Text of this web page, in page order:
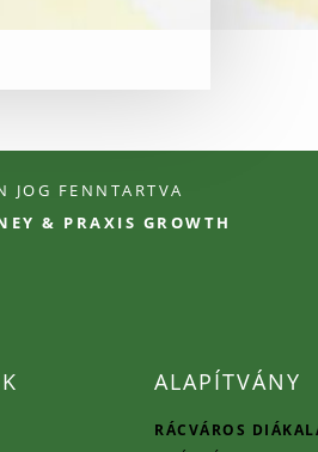
FENNTARTVA
& PRAXIS GROWTH
ALAPÍTVÁNY
RÁCVÁROS